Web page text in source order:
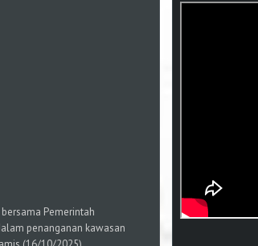
Pemerintah
penanganan kawasan